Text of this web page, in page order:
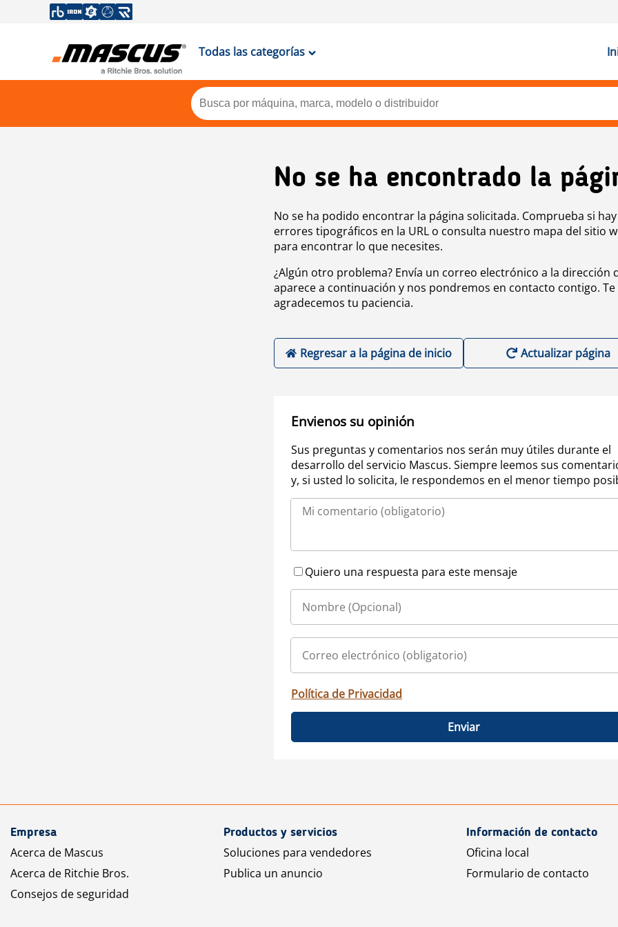
Todas las categorías
No se ha encontrado la
No se ha podido encontrar la página solicitada. Comprueba si hay
errores tipográficos en la URL o consulta nuestro mapa del sitio
para encontrar lo que necesites.
¿Algún otro problema? Envía un correo electrónico a la dirección
aparece a continuación y nos pondremos en contacto contigo. Te
agradecemos tu paciencia.
Regresar a la página de inicio Actualizar página
Envienos su opinión
Sus preguntas y comentarios nos serán muy útiles durante el
desarrollo del servicio Mascus. Siempre leemos sus
y, si usted lo solicita, le respondemos en el menor tiempo
Quiero una respuesta para este mensaje
Política de Privacidad
Enviar
Empresa
Acerca de Mascus
Acerca de Ritchie Bros.
Consejos de seguridad
Productos y servicios
Soluciones para vendedores
Publica un anuncio
Información de contacto
Oficina local
Formulario de contacto